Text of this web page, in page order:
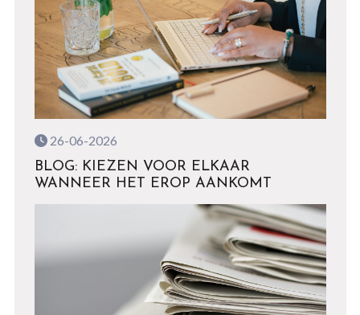
26-06-2026
BLOG: KIEZEN VOOR ELKAAR
WANNEER HET EROP AANKOMT